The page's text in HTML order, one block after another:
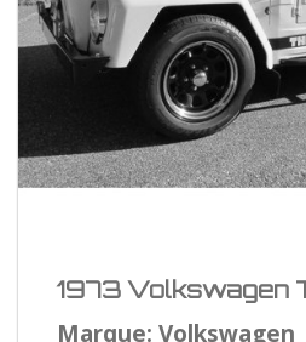
1973 Volkswagen
Marque: Volkswagen